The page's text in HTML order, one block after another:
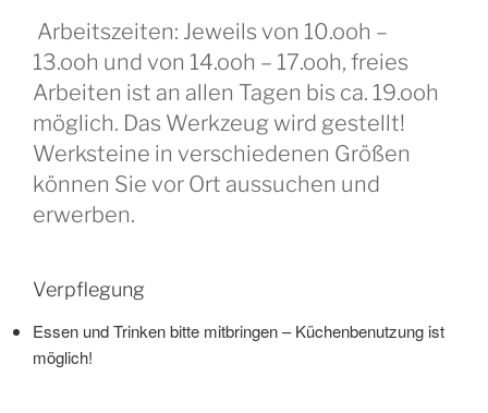
Arbeitszeiten: Jeweils von 10.ooh –
13.ooh und von 14.ooh – 17.ooh, freies
Arbeiten ist an allen Tagen bis ca. 19.ooh
möglich. Das Werkzeug wird gestellt!
Werksteine in verschiedenen Größen
können Sie vor Ort aussuchen und
erwerben.
Verpflegung
Essen und Trinken bitte mitbringen – Küchenbenutzung ist
möglich!